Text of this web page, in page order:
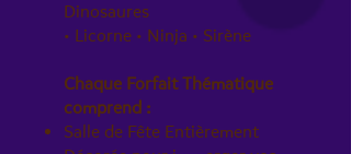
Dinosaures
• Licorne • Ninja • Sirène
Chaque Forfait Thématique
comprend :
Salle de Fête Entièrement